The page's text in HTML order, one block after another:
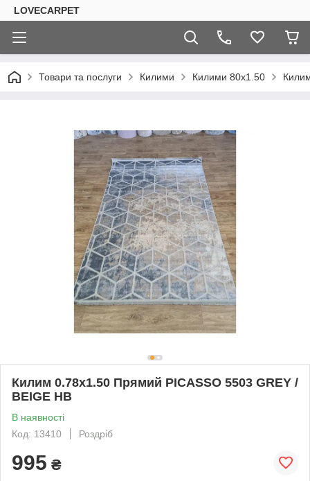
LOVECARPET
Товари та послуги Килими Килими 80х1.50
Килим 0.78х1.50 Прямий PICASSO 5503 GREY /
BEIGE HB
В наявності
Код: 13410
Роздріб
995 ₴